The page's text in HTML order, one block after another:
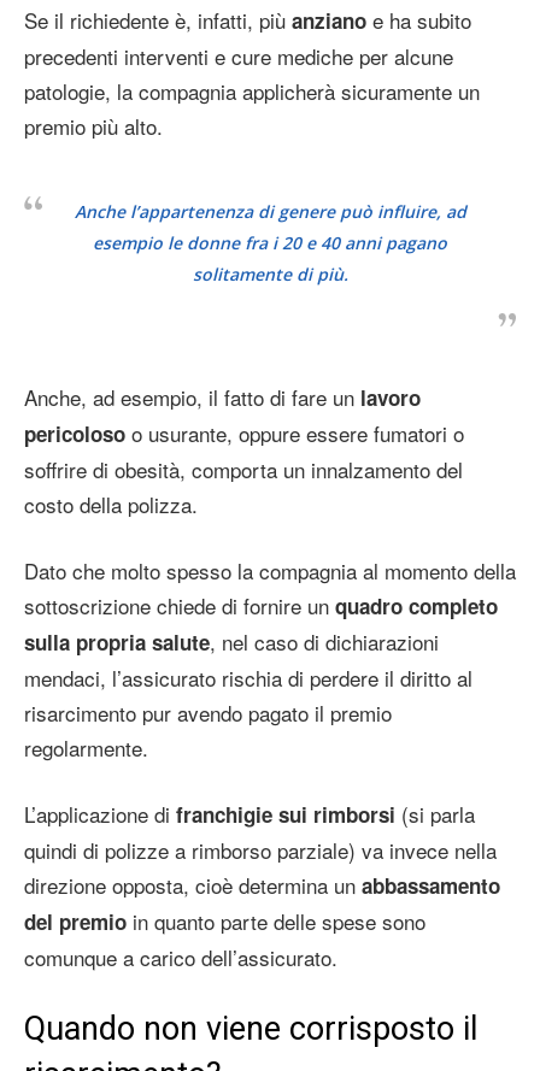
Se il richiedente è, infatti, più anziano e ha subito
precedenti interventi e cure mediche per alcune
patologie, la compagnia applicherà sicuramente un
premio più alto.
Anche l’appartenenza di genere può influire, ad
esempio le donne fra i 20 e 40 anni pagano
solitamente di più.
Anche, ad esempio, il fatto di fare un lavoro
pericoloso o usurante, oppure essere fumatori o
soffrire di obesità, comporta un innalzamento del
costo della polizza.
Dato che molto spesso la compagnia al momento della
sottoscrizione chiede di fornire un quadro completo
sulla propria salute, nel caso di dichiarazioni
mendaci, l’assicurato rischia di perdere il diritto al
risarcimento pur avendo pagato il premio
regolarmente.
L’applicazione di franchigie sui rimborsi (si parla
quindi di polizze a rimborso parziale) va invece nella
direzione opposta, cioè determina un abbassamento
del premio in quanto parte delle spese sono
comunque a carico dell’assicurato.
Quando non viene corrisposto il